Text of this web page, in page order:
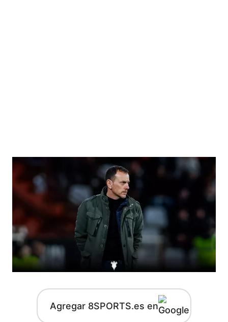
Agregar 8SPORTS.es en